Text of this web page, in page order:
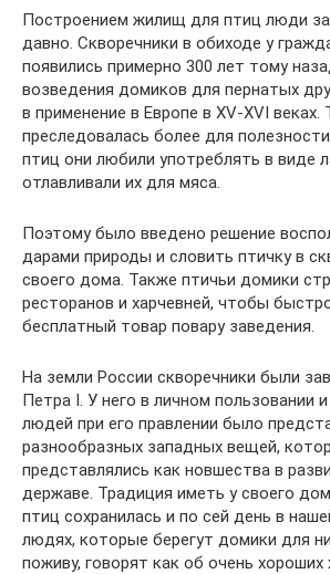
Построением жилищ для птиц люди
давно. Скворечники в обиходе у
появились примерно 300 лет тому
возведения домиков для пернатых
в применение в Европе в XV-XVI
преследовалась более для
птиц они любили употреблять в виде
отлавливали их для мяса.
Поэтому было введено решение
дарами природы и словить птичку в
своего дома. Также птичьи домики
ресторанов и харчевней, чтобы
бесплатный товар повару заведения.
На земли России скворечники были
Петра І. У него в личном пользовании
людей при его правлении было
разнообразных западных вещей,
представлялись как новшества в
державе. Традиция иметь у своего
птиц сохранилась и по сей день в
людях, которые берегут домики для
поживу, говорят как об очень хороших